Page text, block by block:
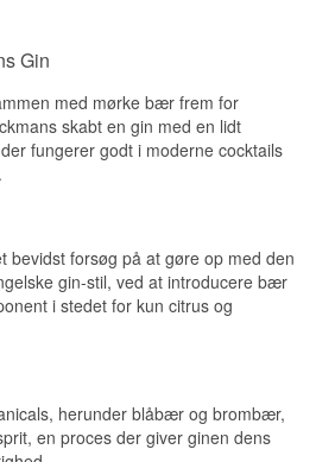
Gin
med mørke bær frem for
skabt en gin med en lidt
fungerer godt i moderne cocktails
bevidst forsøg på at gøre op med den
gin-stil, ved at introducere bær
i stedet for kun citrus og
herunder blåbær og brombær,
en proces der giver ginen dens